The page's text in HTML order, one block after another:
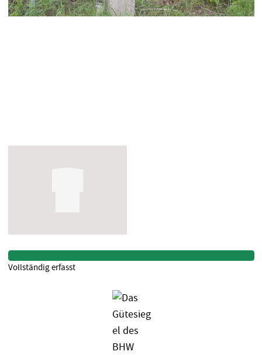
Vollständig erfasst